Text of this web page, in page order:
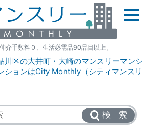
介手数料０、生活必需品90品目以上。
川区の大井町・大崎のマンスリーマンシ
ションはCity Monthly（シティマンスリ
検 索